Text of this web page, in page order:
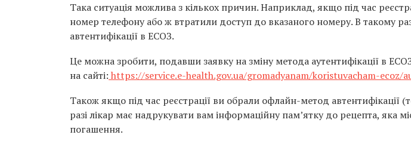
Така ситуація можлива з кількох причин. Наприклад, якщо під час
номер телефону або ж втратили доступ до вказаного номеру. В такому
автентифікації в ЕСОЗ.
Це можна зробити, подавши заявку на зміну метода аутентифікації в
на сайті: https://service.e-health.gov.ua/gromadyanam/koristuvacham-
Також якщо під час реєстрації ви обрали офлайн-метод автентифікації
разі лікар має надрукувати вам інформаційну памʼятку до рецепта, яка
погашення.